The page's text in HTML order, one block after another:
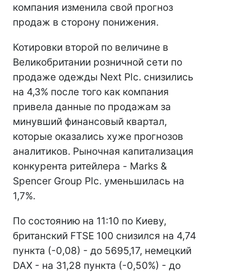
компания изменила свой прогноз
продаж в сторону понижения.
Котировки второй по величине в
Великобритании розничной сети по
продаже одежды Next Plc. снизились
на 4,3% после того как компания
привела данные по продажам за
минувший финансовый квартал,
которые оказались хуже прогнозов
аналитиков. Рыночная капитализация
конкурента ритейлера - Marks &
Spencer Group Plc. уменьшилась на
1,7%.
По состоянию на 11:10 по Киеву,
британский FTSE 100 снизился на 4,74
пункта (-0,08) - до 5695,17, немецкий
DAX - на 31,28 пункта (-0,50%) - до